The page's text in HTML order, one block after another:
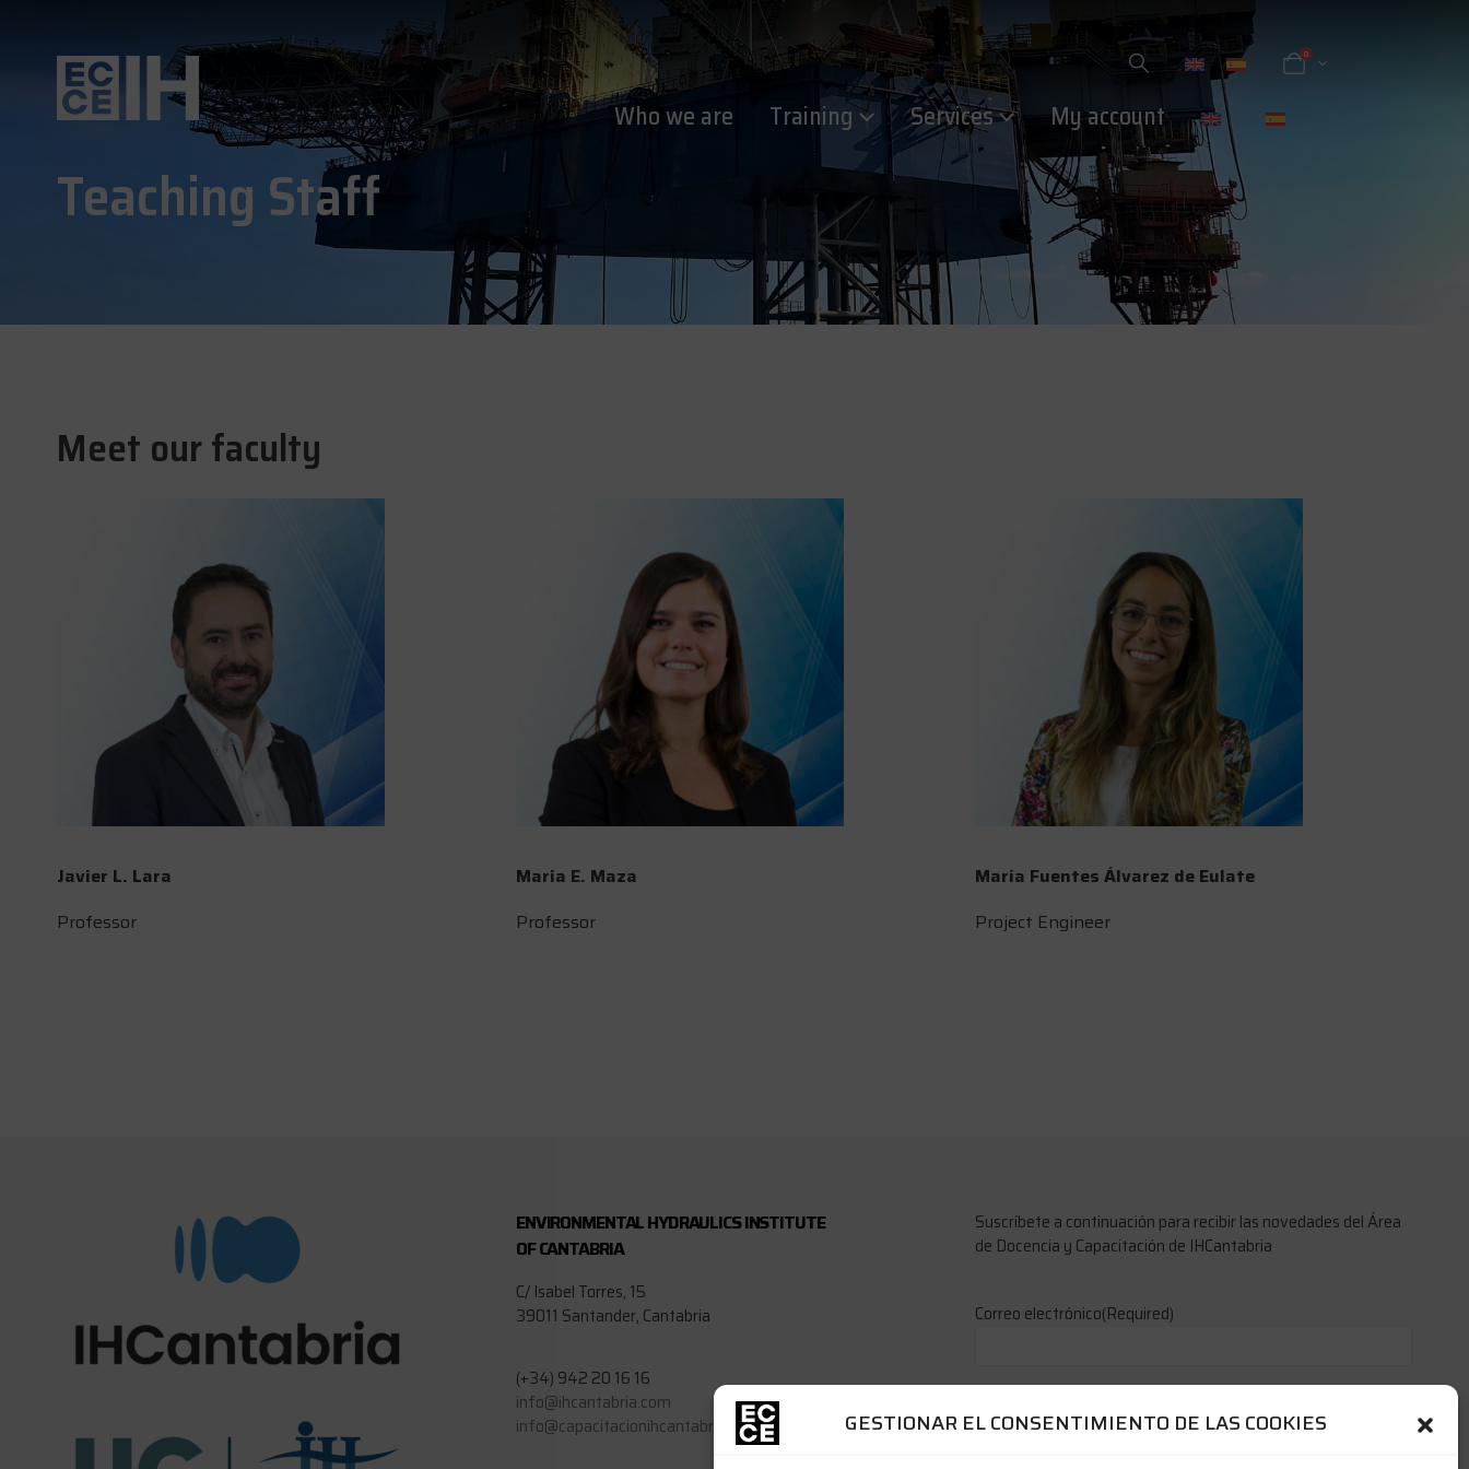
GESTIONAR EL CONSENTIMIENTO DE LAS COOKIES
0
Who we are Training Services My account
Teaching Staff
Meet our faculty
Javier L. Lara
Professor
Maria E. Maza
Professor
María Fuentes Álvarez de Eulate
Project Engineer
ENVIRONMENTAL HYDRAULICS INSTITUTE
OF CANTABRIA
C/ Isabel Torres, 15
39011 Santander, Cantabria
(+34) 942 20 16 16
info@ihcantabria.com
info@capacitacionihcantabria.com
Suscríbete a continuación para recibir las novedades del Área
de Docencia y Capacitación de IHCantabria
Correo electrónico(Required)
Nombre y Apellidos(Required)